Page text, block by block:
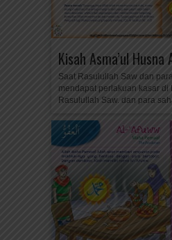
Kisah Asma’ul Husna
Saat Rasulullah Saw dan
mendapat perlakuan kasar di
Rasulullah Saw. dan para